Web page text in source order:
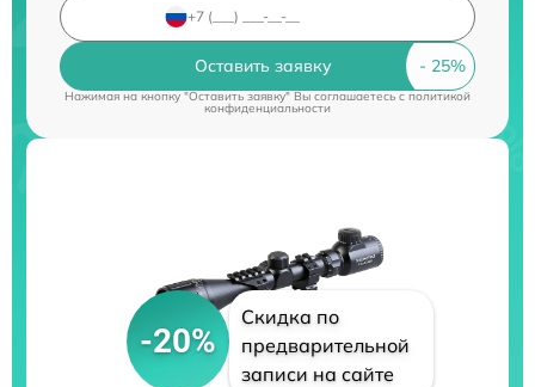
Оставить заявку
Нажимая на кнопку "Оставить заявку" Вы соглашаетесь cполитикой
конфиденциальности
-20%
Скидка по
предварительной
записи на сайте